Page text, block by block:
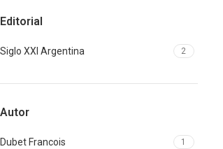
Editorial
Siglo XXI Argentina 2
Autor
Dubet Francois 1